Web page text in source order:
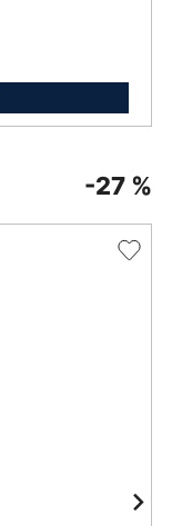
-27 %